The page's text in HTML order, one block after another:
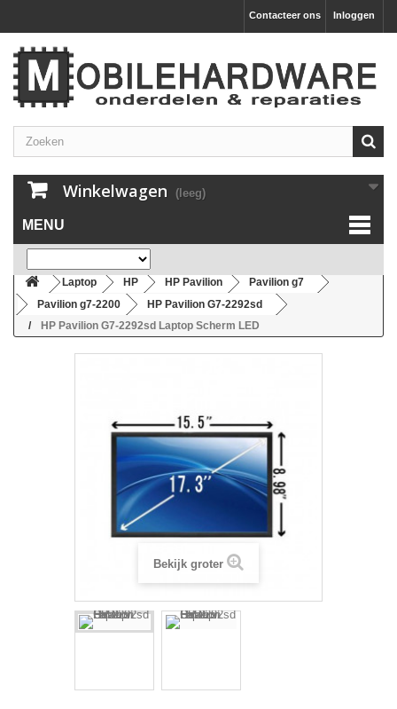
Inloggen
Contacteer ons
Winkelwagen (leeg)
MENU
Laptop HP HP Pavilion
Pavilion g7
Pavilion g7-2200
HP Pavilion G7-2292sd
HP Pavilion G7-2292sd Laptop Scherm LED
Bekijk groter